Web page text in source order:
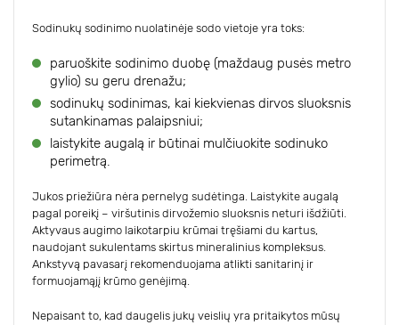
Sodinukų sodinimo nuolatinėje sodo vietoje yra toks:
paruoškite sodinimo duobę (maždaug pusės metro
gylio) su geru drenažu;
sodinukų sodinimas, kai kiekvienas dirvos sluoksnis
sutankinamas palaipsniui;
laistykite augalą ir būtinai mulčiuokite sodinuko
perimetrą.
Jukos priežiūra nėra pernelyg sudėtinga. Laistykite augalą
pagal poreikį – viršutinis dirvožemio sluoksnis neturi išdžiūti.
Aktyvaus augimo laikotarpiu krūmai tręšiami du kartus,
naudojant sukulentams skirtus mineralinius kompleksus.
Ankstyvą pavasarį rekomenduojama atlikti sanitarinį ir
formuojamąjį krūmo genėjimą.
Nepaisant to, kad daugelis jukų veislių yra pritaikytos mūsų